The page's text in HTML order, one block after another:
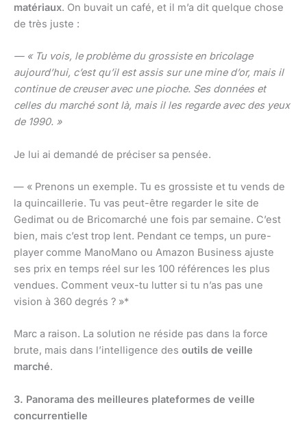
matériaux. On buvait un café, et il m’a dit quelque chose
de très juste :
— « Tu vois, le problème du grossiste en bricolage
aujourd’hui, c’est qu’il est assis sur une mine d’or, mais il
continue de creuser avec une pioche. Ses données et
celles du marché sont là, mais il les regarde avec des yeux
de 1990. »
Je lui ai demandé de préciser sa pensée.
— « Prenons un exemple. Tu es grossiste et tu vends de
la quincaillerie. Tu vas peut-être regarder le site de
Gedimat ou de Bricomarché une fois par semaine. C’est
bien, mais c’est trop lent. Pendant ce temps, un pure-
player comme ManoMano ou Amazon Business ajuste
ses prix en temps réel sur les 100 références les plus
vendues. Comment veux-tu lutter si tu n’as pas une
vision à 360 degrés ? »*
Marc a raison. La solution ne réside pas dans la force
brute, mais dans l’intelligence des outils de veille
marché.
3. Panorama des meilleures plateformes de veille
concurrentielle